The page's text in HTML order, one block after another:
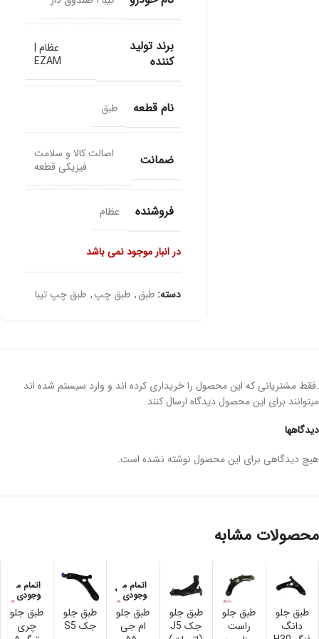
برند تولید
کننده
عظام |
EZAM
نام قطعه طبق
ضمانت
اصالت کالا و سلامت
فیزیکی قطعه
فروشنده عظام
در انبار موجود نمی باشد
دسته: طبق, طبق چپ, طبق چپ تیبا
دیدگاهها
هیچ دیدگاهی برای این محصول نوشته نشده است.
.فقط مشتریانی که این محصول را خریداری کرده اند و وارد سیستم شده اند
میتوانند برای این محصول دیدگاه ارسال کنند.
محصولات مشابه
طبق جلو
دانگ
طبق جلو
راست
طبق جلو
جک J5
اتمام م
وجودی
طبق جلو
ام جی
طبق جلو
جک S5
اتمام م
وجودی
طبق جلو
چری